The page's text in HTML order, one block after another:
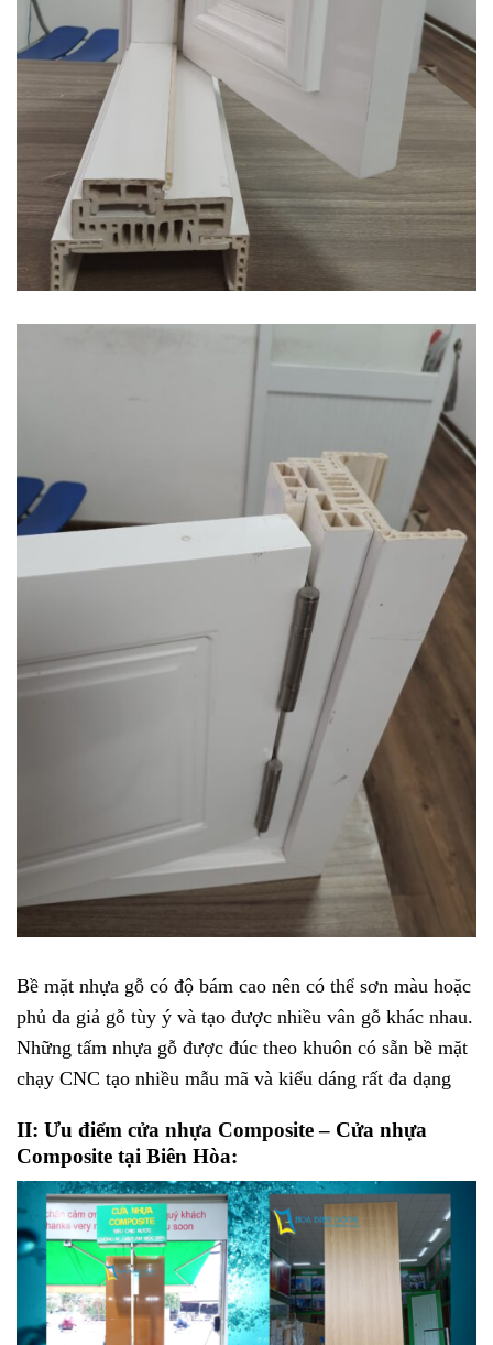
Bề mặt nhựa gỗ có độ bám cao nên có thể sơn màu hoặc
phủ da giả gỗ tùy ý và tạo được nhiều vân gỗ khác nhau.
Những tấm nhựa gỗ được đúc theo khuôn có sẵn bề mặt
chạy CNC tạo nhiều mẫu mã và kiểu dáng rất đa dạng
II: Ưu điểm cửa nhựa Composite– Cửa nhựa
Composite tại Biên Hòa: